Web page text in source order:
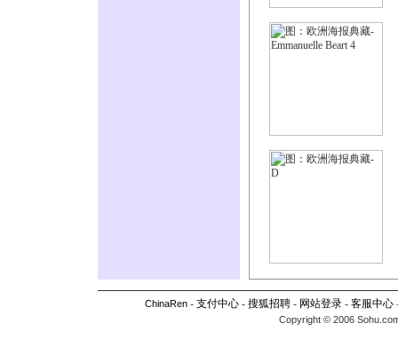
ChinaRen- 支付中心- 搜狐招聘- 网站登录- 客服中心
Copyright © 2006